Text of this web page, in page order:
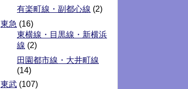
有楽町線・副都心線 (2)
東急 (16)
東横線・目黒線・新横浜
線 (2)
田園都市線・大井町線
(14)
東武 (107)